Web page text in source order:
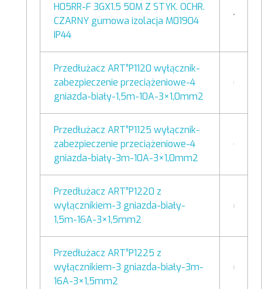
H05RR-F 3GX1.5 50M Z STYK. OCHR.
CZARNY gumowa izolacja M01904
IP44
Przedłużacz ART”P1120 wyłącznik-
zabezpieczenie przeciążeniowe-4
gniazda-biały-1,5m-10A-3×1,0mm2
Przedłużacz ART”P1125 wyłącznik-
zabezpieczenie przeciążeniowe-4
gniazda-biały-3m-10A-3×1,0mm2
Przedłużacz ART”P1220 z
wyłącznikiem-3 gniazda-biały-
1,5m-16A-3×1,5mm2
Przedłużacz ART”P1225 z
wyłącznikiem-3 gniazda-biały-3m-
16A-3×1,5mm2